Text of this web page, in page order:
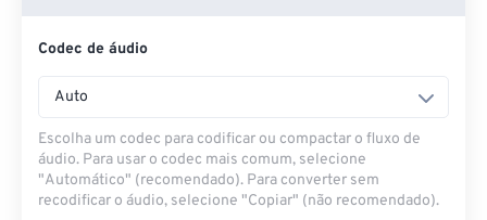
Codec de áudio
Auto
Escolha um codec para codificar ou compactar o fluxo de
áudio. Para usar o codec mais comum, selecione
"Automático" (recomendado). Para converter sem
recodificar o áudio, selecione "Copiar" (não recomendado).